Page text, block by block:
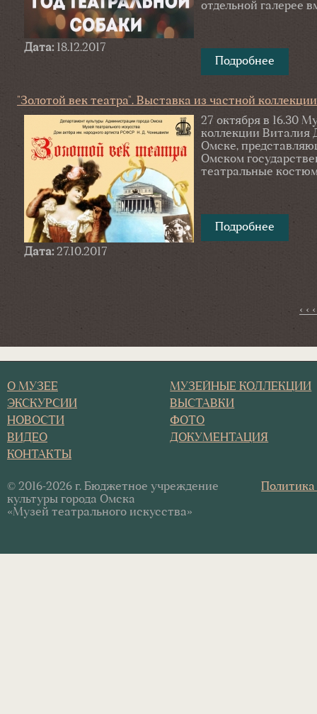
Дата: 18.12.2017
отдельной галерее
Подробнее
"Золотой век театра". Выставка из частной
Дата: 27.10.2017
27 октября в 16.30
коллекции Виталия
Омске,
Омском
театральные
Подробнее
‹ ‹
О МУЗЕЕ
МУЗЕЙНЫЕ КОЛЛЕКЦИИ
ЭКСКУРСИИ
ВЫСТАВКИ
НОВОСТИ
ФОТО
ВИДЕО
ДОКУМЕНТАЦИЯ
КОНТАКТЫ
© 2016-2026 г. Бюджетное учреждение
культуры города Омска
«Музей театрального искусства»